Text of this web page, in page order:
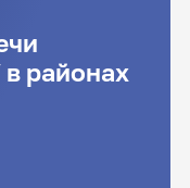
районах